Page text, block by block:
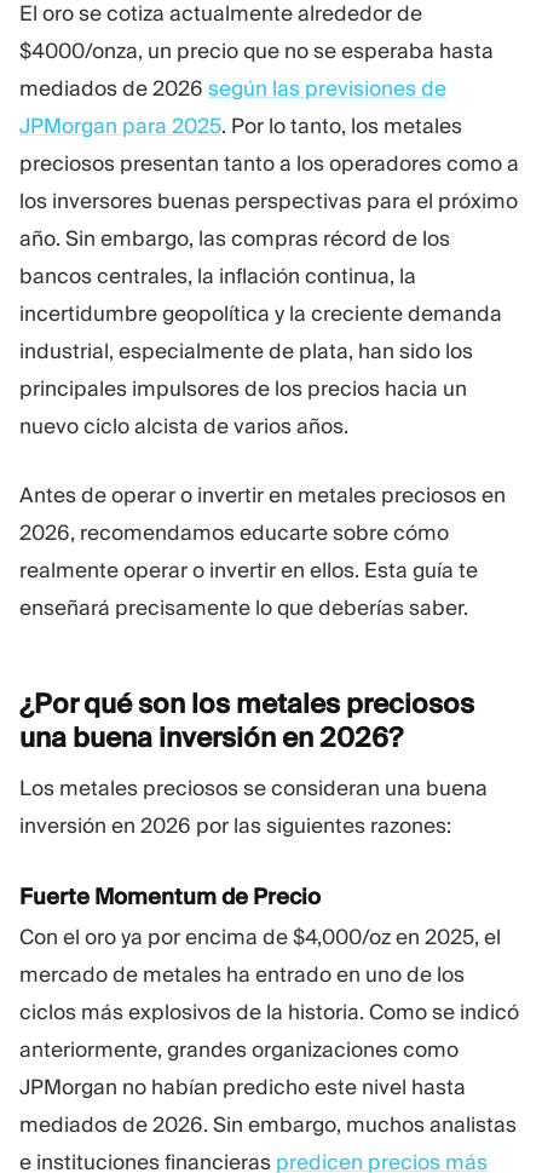
El oro se cotiza actualmente alrededor de
$4000/onza, un precio que no se esperaba hasta
mediados de 2026 según las previsiones de
JPMorgan para 2025. Por lo tanto, los metales
preciosos presentan tanto a los operadores como a
los inversores buenas perspectivas para el próximo
año. Sin embargo, las compras récord de los
bancos centrales, la inflación continua, la
incertidumbre geopolítica y la creciente demanda
industrial, especialmente de plata, han sido los
principales impulsores de los precios hacia un
nuevo ciclo alcista de varios años.
Antes de operar o invertir en metales preciosos en
2026, recomendamos educarte sobre cómo
realmente operar o invertir en ellos. Esta guía te
enseñará precisamente lo que deberías saber.
¿Por qué son los metales preciosos
una buena inversión en2026?
Los metales preciosos se consideran una buena
inversión en 2026 por las siguientes razones:
Fuerte Momentum de Precio
Con el oro ya por encima de $4,000/oz en 2025, el
mercado de metales ha entrado en uno de los
ciclos más explosivos de la historia. Como se indicó
anteriormente, grandes organizaciones como
JPMorgan no habían predicho este nivel hasta
mediados de 2026. Sin embargo, muchos analistas
e instituciones financieras predicen precios más
Guía de marketing
Glosario
Tutoriales en vídeo
Calculadora
Sobre Nosotros
Eventos
Números
Noticias de la empresa
Sostenibilidad
SÍGUENOS